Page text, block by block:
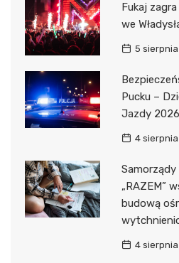
Fukaj
we
5
Pucku –
Jazdy 2026
4
„RAZEM”
budową
4